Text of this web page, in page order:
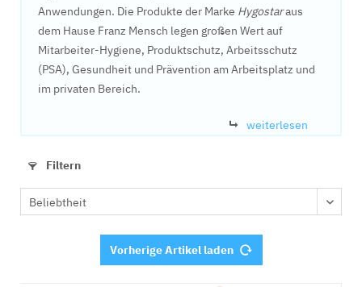
Anwendungen. Die Produkte der Marke Hygostaraus
dem Hause Franz Mensch legen großen Wert auf
Mitarbeiter-Hygiene, Produktschutz, Arbeitsschutz
(PSA), Gesundheit und Prävention am Arbeitsplatz und
im privaten Bereich.
weiterlesen
Filtern
Vorherige Artikel laden